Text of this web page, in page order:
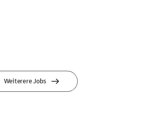
Weiterere Jobs